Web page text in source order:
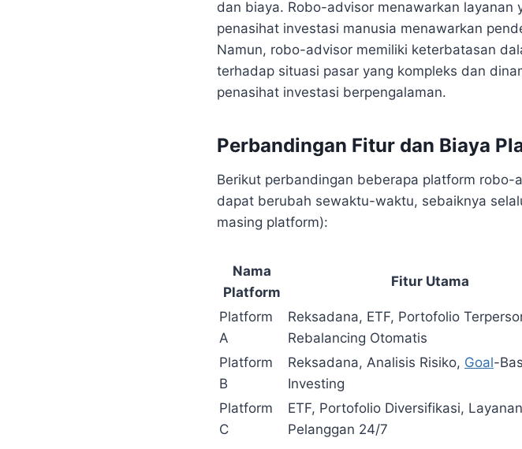
dan biaya. Robo-advisor menawarkan
penasihat investasi manusia menawarkan
Namun, robo-advisor memiliki keterbatasan
terhadap situasi pasar yang kompleks dan
penasihat investasi berpengalaman.
Perbandingan Fitur dan Biaya
Berikut perbandingan beberapa platform
dapat berubah sewaktu-waktu, sebaiknya
masing platform):
Nama
Platform
Fitur Utama
Platform
A
Reksadana, ETF, Portofolio
Rebalancing Otomatis
Platform
B
Reksadana, Analisis Risiko, Goal-
Investing
Platform
C
ETF, Portofolio Diversifikasi, Layanan
Pelanggan 24/7